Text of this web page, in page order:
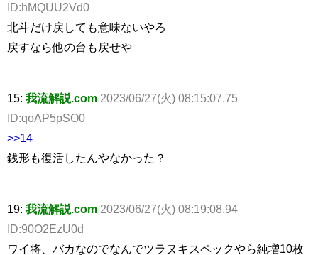
ID:hMQUU2Vd0
北斗だけ戻しても意味ないやろ
戻すなら他の台も戻せや
15: 我流解説.com 2023/06/27(火) 08:15:07.75
ID:qoAP5pSO0
>>14
銭形も復活したんやなかった？
19: 我流解説.com 2023/06/27(火) 08:19:08.94
ID:90O2EzU0d
ワイ将、バカなのでなんでツラヌキスペックやら純増10枚